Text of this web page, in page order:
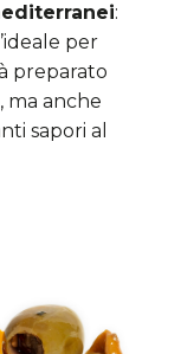
:
per
preparato
ma anche
sapori al